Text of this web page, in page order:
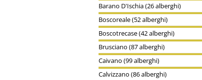
Barano D'Ischia (26 alberghi)
Boscoreale (52 alberghi)
Boscotrecase (42 alberghi)
Brusciano (87 alberghi)
Caivano (99 alberghi)
Calvizzano (86 alberghi)